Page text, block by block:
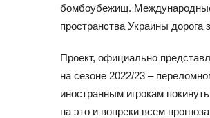
бомбоубежищ. Международные
пространства Украины дорога
Проект, официально
на сезоне 2022/23 –
иностранным игрокам
на это и вопреки всем